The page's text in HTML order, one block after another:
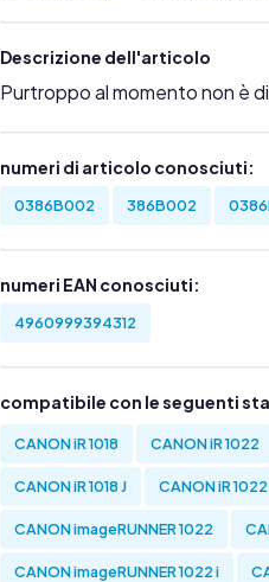
Descrizione dell'articolo
Purtroppo al momento non è
numeri di articolo conosciuti:
0386B002 386B002
numeri EAN conosciuti:
4960999394312
compatibile con le seguenti
CANON iR 1018 CANON iR 1022
CANON iR 1018 J CANON iR
CANON imageRUNNER 1022
CANON imageRUNNER 1022 i